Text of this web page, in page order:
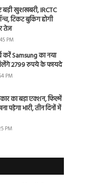
बड़ी खुशखबरी, IRCTC
टिकट बुकिंग होगी
तेज
PM
करें Samsung का नया
2799 रुपये के फायदे
PM
का बड़ा एक्शन, फिल्में
पड़ेगा भारी, तीन दिनों में
PM